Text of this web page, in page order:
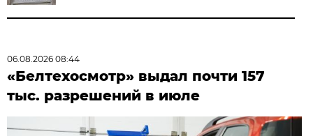
06.08.2026 08:44
«Белтехосмотр» выдал почти 157
тыс. разрешений в июле